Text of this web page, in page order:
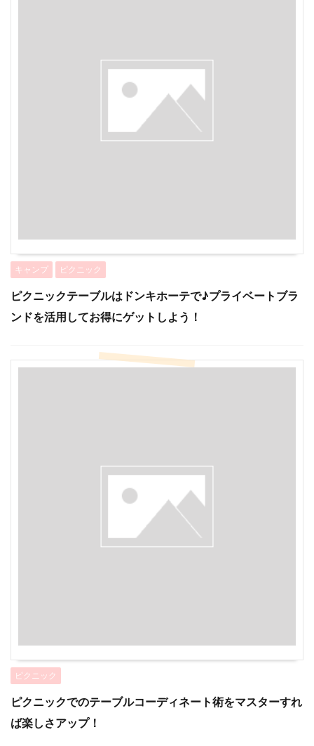
キャンプ ピクニック
ピクニックテーブルはドンキホーテで♪プライベートブラ
ンドを活用してお得にゲットしよう！
ピクニック
ピクニックでのテーブルコーディネート術をマスターすれ
ば楽しさアップ！